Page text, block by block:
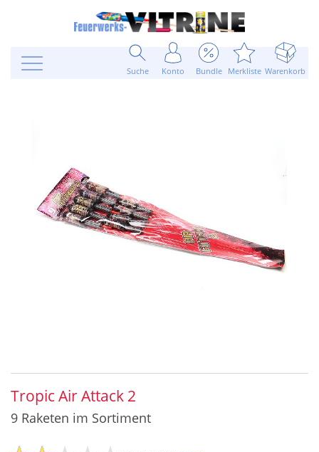
Suche Konto Bundle Merkliste Warenkorb
Tropic Air Attack 2
9 Raketen im Sortiment